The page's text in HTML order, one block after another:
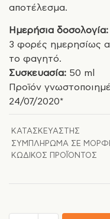
αποτέλεσμα.
Ημερήσια δοσολογία:
3 φορές ημερησίως
το φαγητό.
Συσκευασία: 50 ml
Προϊόν
24/07/2020*
ΚΑΤΑΣΚΕΥΑΣΤΉΣ
ΣΥΜΠΛΉΡΩΜΑ ΣΕ
ΚΩΔΙΚΌΣ ΠΡΟΪΌΝΤΟΣ